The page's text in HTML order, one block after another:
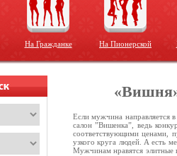
На Гражданке На Пионерской
Если мужчина направляется
салон ”Вишенка”, ведь
соответствующими ценами,
узкого круга людей. А есть
Мужчинам нравятся элитные